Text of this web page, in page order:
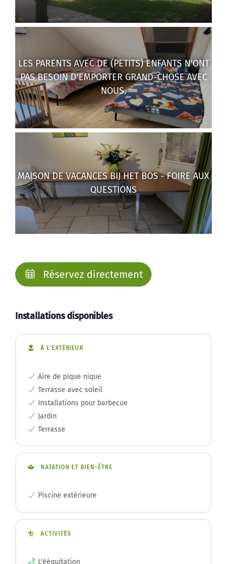
LES PARENTS AVEC DE (PETITS) ENFANTS N'ONT
PAS BESOIN D'EMPORTER GRAND-CHOSE AVEC
NOUS.
MAISON DE VACANCES BIJ HET BOS - FOIRE AUX
QUESTIONS
Réservez directement
Installations disponibles
À L'EXTÉRIEUR
Aire de pique nique
Terrasse avec soleil
Installations pour barbecue
Jardin
Terrasse
NATATION ET BIEN-ÊTRE
Piscine extérieure
ACTIVITÉS
L'ééquitation